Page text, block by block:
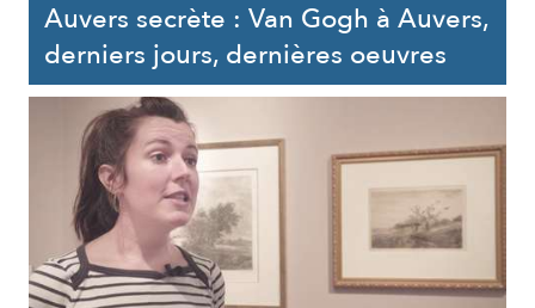
Auvers secrète : Van Gogh à Auvers,
derniers jours, dernières oeuvres